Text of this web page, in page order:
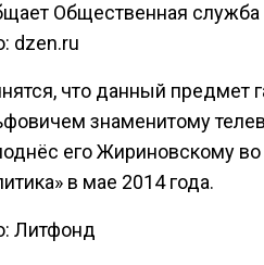
Общественная служба
dzen.ru
что данный
знаменитому
его Жириновскому
в мае 2014 года.
Литфонд